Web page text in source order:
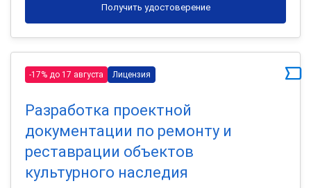
Получить удостоверение
-17% до 17 августа Лицензия
Разработка проектной
документации по ремонту и
реставрации объектов
культурного наследия